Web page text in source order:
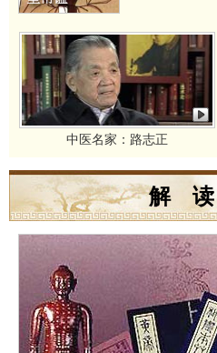
中医名家：路志正
解